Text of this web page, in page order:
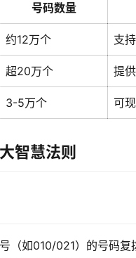
号码数量
约12万个 支
超20万个 提
3-5万个 可
智慧法则
（如010/021）的号码